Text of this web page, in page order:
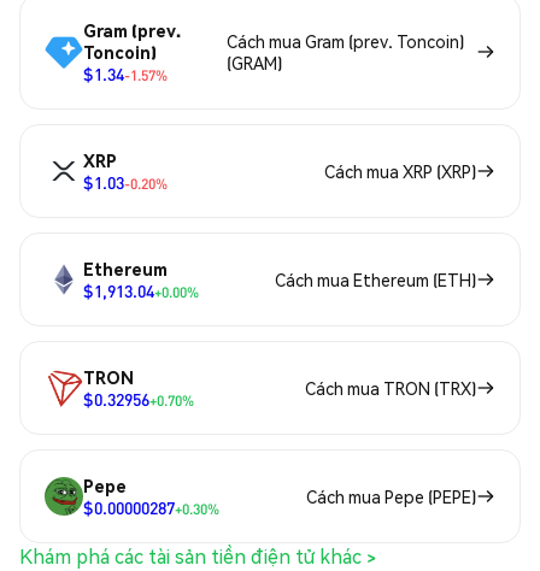
Gram (prev.
Toncoin)
$1.34-1.57%
Cách mua Gram (prev. Toncoin)
(GRAM)
XRP
$1.03-0.20%
Cách mua XRP (XRP)
Ethereum
$1,913.04+0.00%
Cách mua Ethereum (ETH)
TRON
$0.32956+0.70%
Cách mua TRON (TRX)
Pepe
$0.00000287+0.30%
Cách mua Pepe (PEPE)
Khám phá các tài sản tiền điện tử khác >